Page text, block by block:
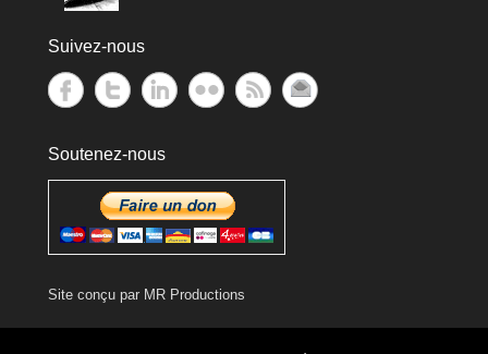
Suivez-nous
Soutenez-nous
Site conçu par MR Productions